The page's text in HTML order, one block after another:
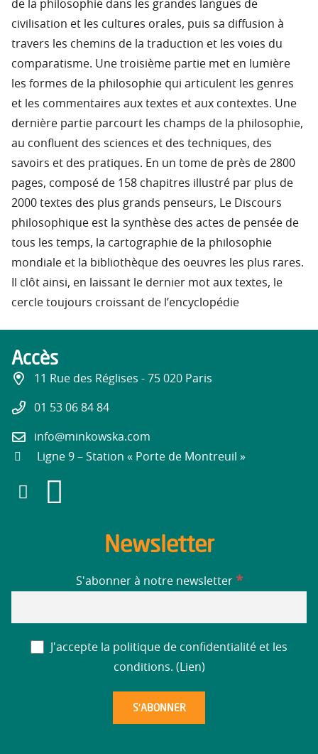
de la philosophie dans les grandes langues de
civilisation et les cultures orales, puis sa diffusion à
travers les chemins de la traduction et les voies du
comparatisme. Une troisième partie met en lumière
les formes de la philosophie qui articulent les genres
et les commentaires aux textes et aux contextes. Une
dernière partie parcourt les champs de la philosophie,
au confluent des sciences et des techniques, des
savoirs et des pratiques. En un tome de près de 2800
pages, composé de 158 chapitres illustré par plus de
2000 textes des plus grands penseurs, Le Discours
philosophique est la synthèse des actes de pensée de
tous les temps, la cartographie de la philosophie
mondiale et la bibliothèque des oeuvres les plus rares.
Il clôt ainsi, en laissant le dernier mot aux textes, le
cercle toujours croissant de l’encyclopédie
Accès
11 Rue des Réglises - 75 020 Paris
01 53 06 84 84
info@minkowska.com
Ligne 9 – Station « Porte de Montreuil »
Newsletter
S'abonner à notre newsletter *
J'accepte la politique de confidentialité et les
conditions. ( Lien)